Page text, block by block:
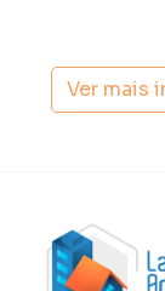
Andares
diversas
tradicionais. Já
São Paulo,
porque temos
Ver mais